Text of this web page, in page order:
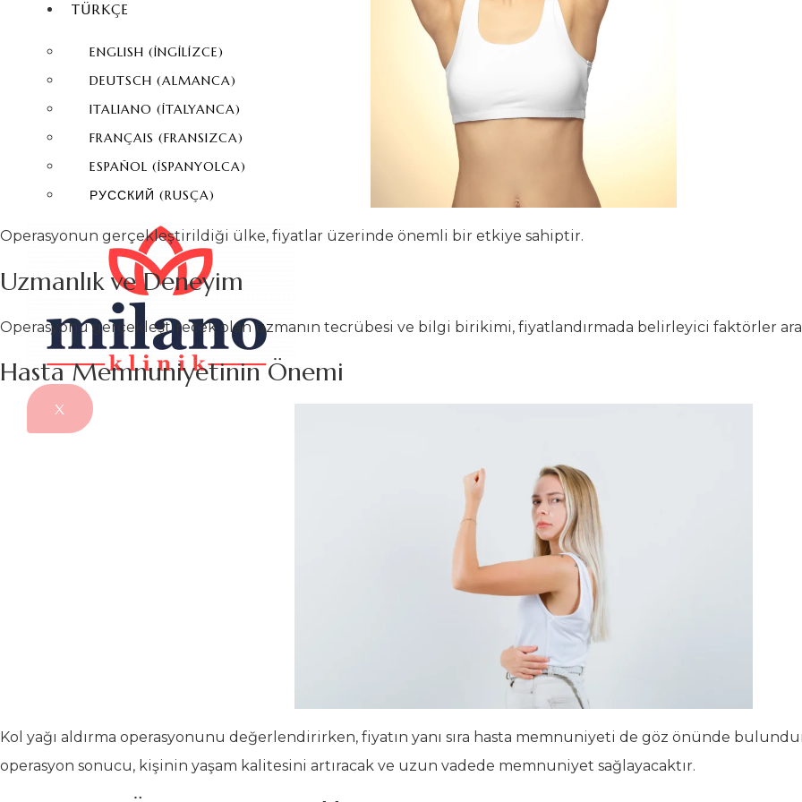
TÜRKÇE
ENGLISH (İNGILIZCE)
DEUTSCH (ALMANCA)
ITALIANO (İTALYANCA)
FRANÇAIS (FRANSIZCA)
ESPAÑOL (İSPANYOLCA)
РУССКИЙ (RUSÇA)
X
Operasyonun gerçekleştirildiği ülke, fiyatlar üzerinde önemli bir etkiye sahiptir.
Uzmanlık ve Deneyim
Operasyonu gerçekleştirecek olan uzmanın tecrübesi ve bilgi birikimi, fiyatlandırmada belirleyici faktörler
Hasta Memnuniyetinin Önemi
Kol yağı aldırma operasyonunu değerlendirirken, fiyatın yanı sıra hasta memnuniyeti de göz önünde
operasyon sonucu, kişinin yaşam kalitesini artıracak ve uzun vadede memnuniyet sağlayacaktır.